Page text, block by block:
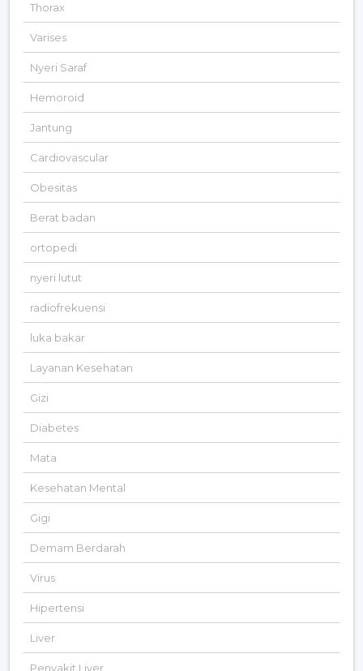
Thorax
Varises
Nyeri Saraf
Hemoroid
Jantung
Cardiovascular
Obesitas
Berat badan
ortopedi
nyeri lutut
radiofrekuensi
luka bakar
Layanan Kesehatan
Gizi
Diabetes
Mata
Kesehatan Mental
Gigi
Demam Berdarah
Virus
Hipertensi
Liver
Penyakit Liver